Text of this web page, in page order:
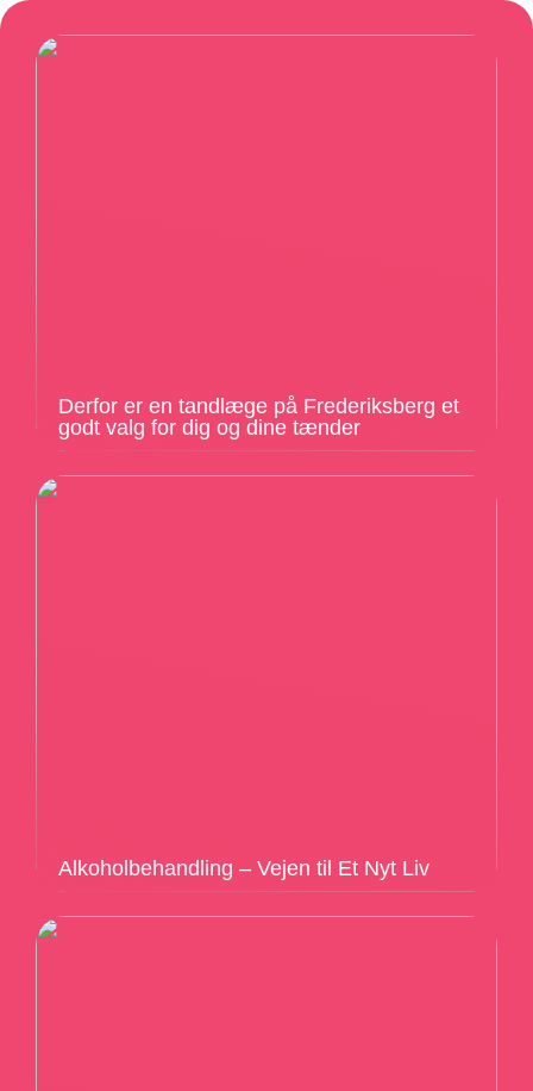
Derfor er en tandlæge på Frederiksberg et
godt valg for dig og dine tænder
Alkoholbehandling – Vejen til Et Nyt Liv